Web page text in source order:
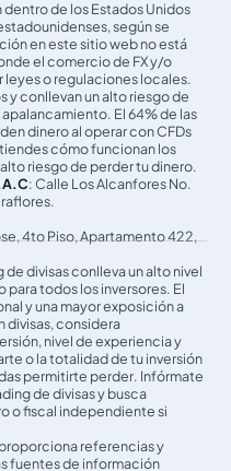
de los Estados Unidos
según se
en este sitio web no está
el comercio de FX y/o
leyes o regulaciones locales.
y conllevan un alto riesgo de
El 64% de las
dinero al operar con CFDs
cómo funcionan los
riesgo de perder tu dinero.
: Calle Los Alcanfores No.
4to Piso, Apartamento 422,
de divisas conlleva un alto nivel
todos los inversores. El
y una mayor exposición a
divisas, considera
nivel de experiencia y
o la totalidad de tu inversión
permitirte perder. Infórmate
de divisas y busca
o fiscal independiente si
referencias y
fuentes de información